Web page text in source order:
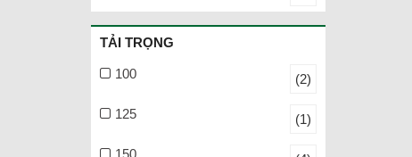
TẢI TRỌNG
100 (2)
125 (1)
150